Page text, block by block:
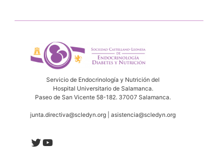
Servicio de Endocrinología y Nutrición del
Hospital Universitario de Salamanca.
Paseo de San Vicente 58-182. 37007 Salamanca.
junta.directiva@scledyn.org | asistencia@scledyn.org
Twitter
YouTube